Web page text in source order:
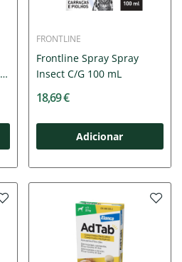
FRONTLINE
Frontline Spray Spray
Insect C/G 100 mL
18,69 €
Adicionar